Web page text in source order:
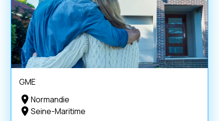
GME
Normandie
Seine-Maritime